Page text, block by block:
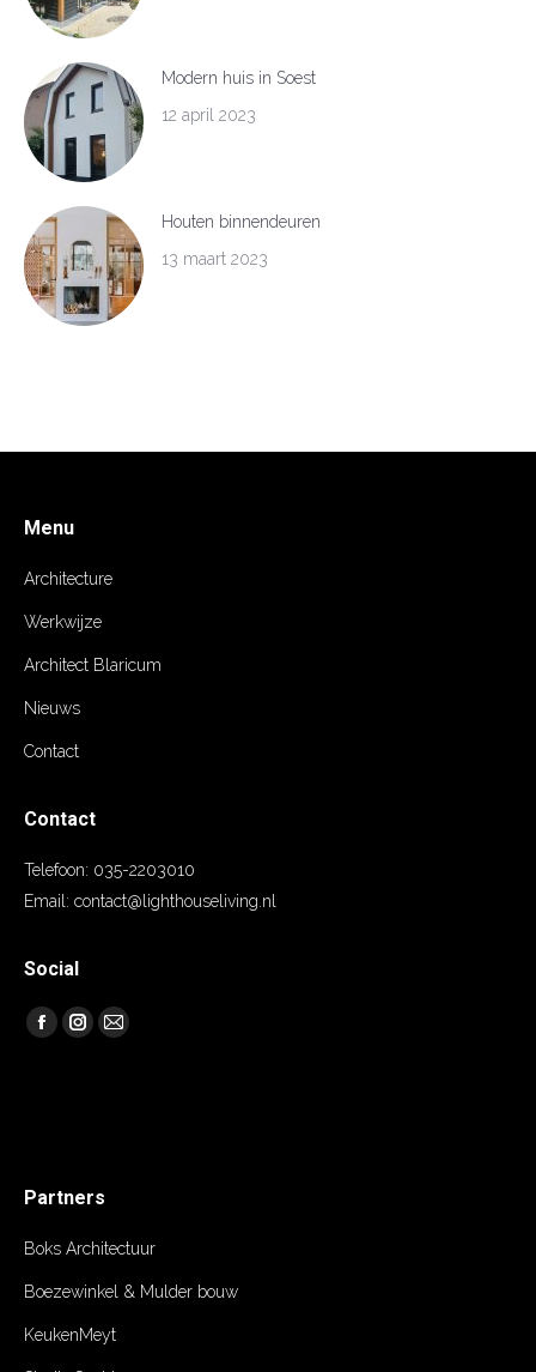
Modern huis in Soest
12 april 2023
Houten binnendeuren
13 maart 2023
Menu
Architecture
Werkwijze
Architect Blaricum
Nieuws
Contact
Contact
Telefoon: 035-2203010
Email: contact@lighthouseliving.nl
Social
Vind ons op:
FacebookInstagram
Mail
Partners
Boks Architectuur
Boezewinkel & Mulder bouw
KeukenMeyt